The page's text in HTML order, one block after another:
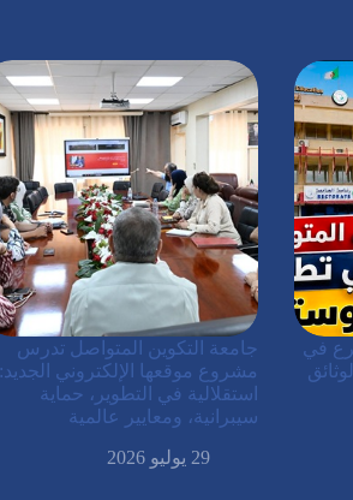
في
جامعة التكوين المتواصل تدرس
مشروع موقعها الإلكتروني الجديد:
استقلالية في التطوير، حماية
سيبرانية، ومعايير عالمية
29 يوليو 2026